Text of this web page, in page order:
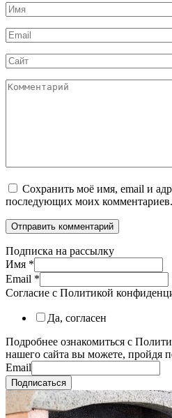
Имя
*
Email
*
Сайт
Комментарий
Сохранить моё имя, email и
последующих моих комментариев.
Подписка на рассылку
Имя *
Email *
Согласие с Политикой
Да, согласен
Подробнее ознакомиться с
нашего сайта вы можете, пройдя
Email
Подписаться